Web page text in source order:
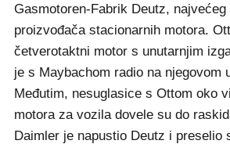
Gasmotoren-Fabrik Deutz,
proizvođača stacionarnih motora.
četverotaktni motor s unutarnjim
je s Maybachom radio na njegovom
Međutim, nesuglasice s Ottom oko
motora za vozila dovele su do
Daimler je napustio Deutz i preselio